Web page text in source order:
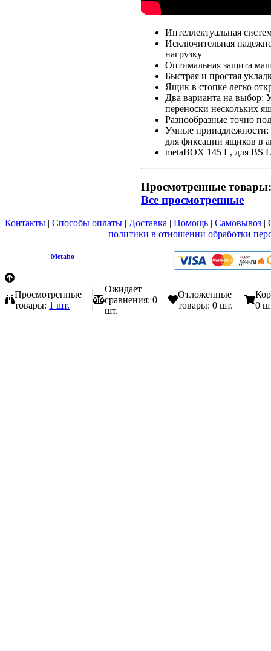
Интеллектуальная
Исключительная
нагрузку
Оптимальная защита
Быстрая и простая
Ящик в стопке легко
Два варианта на выбор:
переноски нескольких
Разнообразные точно
Умные принадлежности:
для фиксации ящиков в
metaBOX 145 L, для BS
Просмотренные товары:
Все просмотренные
Контакты | Способы оплаты | Доставка | Помощь | Самовывоз |
политики в отношении обработки
Metabo
Просмотренные
товары: 1 шт.
Ожидает
сравнения: 0
шт.
Отложенные
товары: 0 шт.
0